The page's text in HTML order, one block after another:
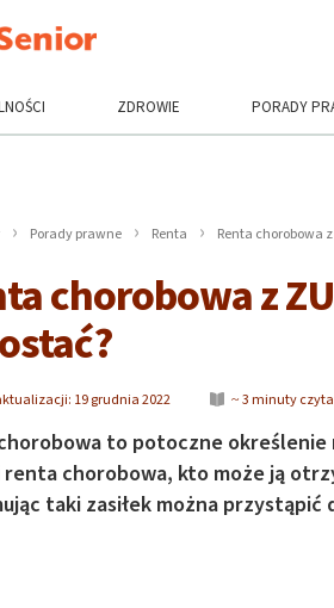
ZDROWIE PORADY
Porady prawne Renta Renta chorobowa
chorobowa z
19 grudnia 2022 ~ 3 minuty
to potoczne
chorobowa, kto może ją
taki zasiłek można przystąpić